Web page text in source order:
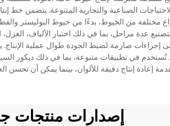
الاحتياجات الصناعية والتجارية المتنوعة.
مختلفة من الخيوط، بدءًا من خيوط البوليستر
عدة مراحل، بما في ذلك اختيار الألياف، الغزل،
إجراءات صارمة لضبط الجودة طوال عملية
في تطبيقات متنوعة، بما في ذلك ديكور
إعادة إنتاج دقيقة للألوان، بينما يمكن أن تحسن
إصدارات منتجات